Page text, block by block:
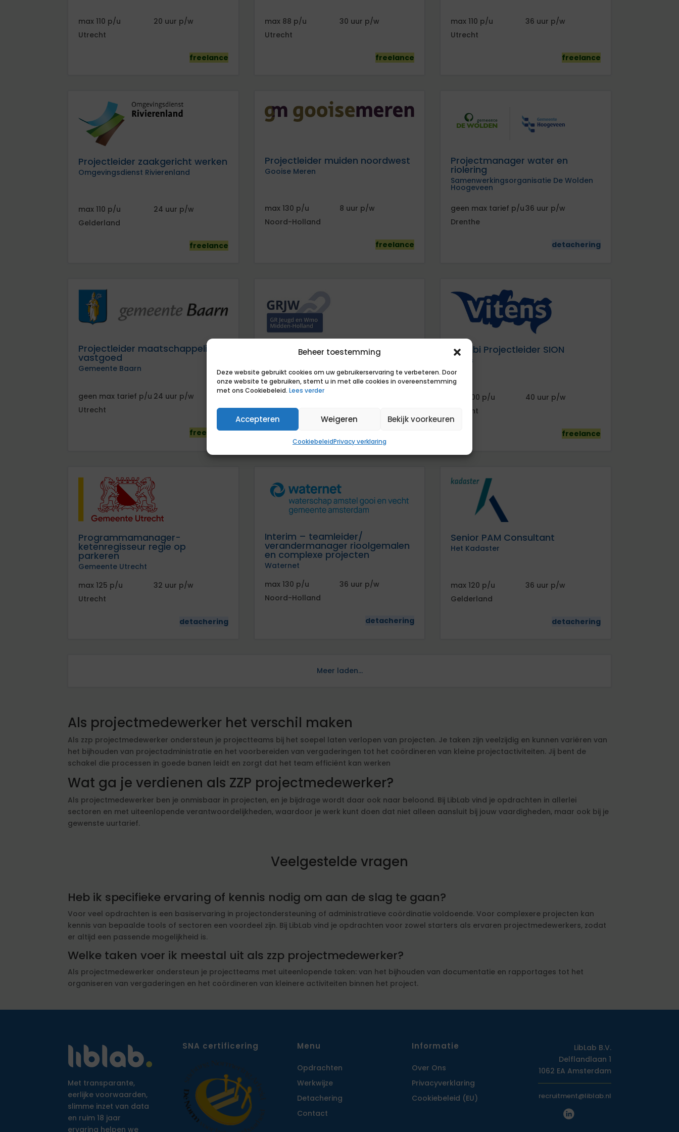
Beheer toestemming
Deze website gebruikt cookies om uw gebruikerservaring te verbeteren. Door
onze website te gebruiken, stemt u in met alle cookies in overeenstemming
met ons Cookiebeleid. Lees verder
Accepteren Weigeren Bekijk voorkeuren
CookiebeleidPrivacy verklaring
e
110
20
Utrecht
freelance
88
30
Utrecht
freelance
110
36
Utrecht
freelance
Projectleider zaakgericht werken
Omgevingsdienst Rivierenland
110
24
Gelderland
freelance
Projectleider muiden noordwest
Gooise Meren
130
8
Noord-Holland
freelance
Projectmanager water en
riolering
Samenwerkingsorganisatie De Wolden
Hoogeveen
geen tarief
36
Drenthe
detachering
Projectleider maatschappelijk
vastgoed
Gemeente Baarn
geen tarief
24
Utrecht
freelance
Projectleider sociaal domein
Utrecht
Combi Projectleider SION
Vitens
100
40
Utrecht
freelance
Programmamanager-
ketenregisseur regie op
parkeren
Gemeente Utrecht
125
32
Utrecht
detachering
Interim – teamleider/
verandermanager rioolgemalen
en complexe projecten
Waternet
130
36
Noord-Holland
detachering
Senior PAM Consultant
Het Kadaster
120
36
Gelderland
detachering
Meer laden...
Als projectmedewerker het verschil maken
Als zzp projectmedewerker ondersteun je projectteams bij het soepel laten verlopen van projecten. Je taken zijn veelzijdig en kunnen variëren van
het bijhouden van projectadministratie en het voorbereiden van vergaderingen tot het coördineren van kleine projectactiviteiten. Jij bent de
schakel die processen in goede banen leidt en zorgt dat het team efficiënt kan werken
Wat ga je verdienen als ZZP projectmedewerker?
Als projectmedewerker ben je onmisbaar in projecten, en je bijdrage wordt daar ook naar beloond. Bij LibLab vind je opdrachten in allerlei
sectoren en met uiteenlopende verantwoordelijkheden, waardoor je werk kunt doen dat niet alleen aansluit bij jouw vaardigheden, maar ook bij je
gewenste uurtarief.
Veelgestelde vragen
Heb ik specifieke ervaring of kennis nodig om aan de slag te gaan?
Voor veel opdrachten is een basiservaring in projectondersteuning of administratieve coördinatie voldoende. Voor complexere projecten kan
kennis van bepaalde tools of sectoren een voordeel zijn. Bij LibLab vind je opdrachten voor zowel starters als ervaren projectmedewerkers, zodat
er altijd een passende mogelijkheid is.
Welke taken voer ik meestal uit als zzp projectmedewerker?
Als projectmedewerker ondersteun je projectteams met uiteenlopende taken: van het bijhouden van documentatie en rapportages tot het
organiseren van vergaderingen en het coördineren van kleinere activiteiten binnen het project.
Met transparante,
eerlijke voorwaarden,
slimme inzet van data
en ruim 18 jaar
ervaring helpen we
SNA certificering Menu
Opdrachten
Werkwijze
Detachering
Contact
Informatie
Over Ons
Privacy­verklaring
Cookiebeleid (EU)
LibLab B.V.
Delflandlaan 1
1062 EA Amsterdam
recruitment@liblab.nl